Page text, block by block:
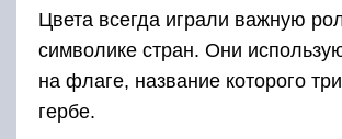
Цвета всегда играли важную
символике стран. Они
на флаге, название которого
гербе.